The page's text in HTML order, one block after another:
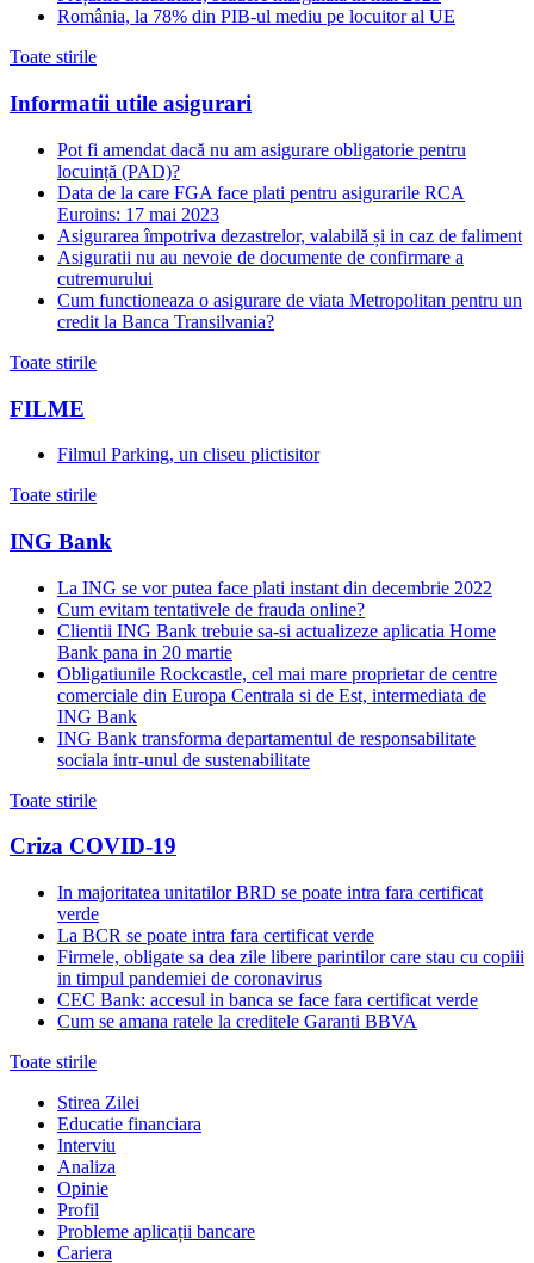
România, la 78% din PIB-ul mediu pe locuitor al UE
Toate stirile
Informatii utile asigurari
Pot fi amendat dacă nu am asigurare obligatorie pentru
locuință (PAD)?
Data de la care FGA face plati pentru asigurarile RCA
Euroins: 17 mai 2023
Asigurarea împotriva dezastrelor, valabilă și in caz de faliment
Asiguratii nu au nevoie de documente de confirmare a
cutremurului
Cum functioneaza o asigurare de viata Metropolitan pentru un
credit la Banca Transilvania?
Toate stirile
FILME
Filmul Parking, un cliseu plictisitor
Toate stirile
ING Bank
La ING se vor putea face plati instant din decembrie 2022
Cum evitam tentativele de frauda online?
Clientii ING Bank trebuie sa-si actualizeze aplicatia Home
Bank pana in 20 martie
Obligatiunile Rockcastle, cel mai mare proprietar de centre
comerciale din Europa Centrala si de Est, intermediata de
ING Bank
ING Bank transforma departamentul de responsabilitate
sociala intr-unul de sustenabilitate
Toate stirile
Criza COVID-19
In majoritatea unitatilor BRD se poate intra fara certificat
verde
La BCR se poate intra fara certificat verde
Firmele, obligate sa dea zile libere parintilor care stau cu copiii
in timpul pandemiei de coronavirus
CEC Bank: accesul in banca se face fara certificat verde
Cum se amana ratele la creditele Garanti BBVA
Toate stirile
Stirea Zilei
Educatie financiara
Interviu
Analiza
Opinie
Profil
Probleme aplicații bancare
Cariera